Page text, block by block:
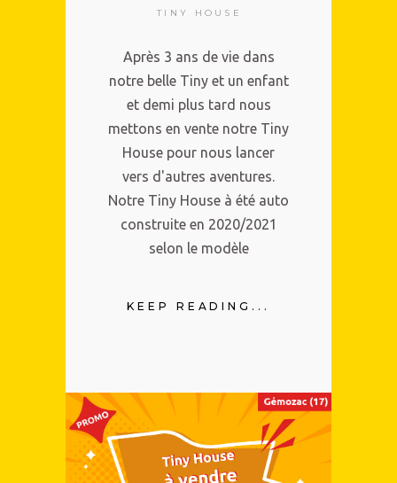
TINY HOUSE
Après 3 ans de vie dans
notre belle Tiny et un enfant
et demi plus tard nous
mettons en vente notre Tiny
House pour nous lancer
vers d'autres aventures.
Notre Tiny House à été auto
construite en 2020/2021
selon le modèle
KEEP READING...